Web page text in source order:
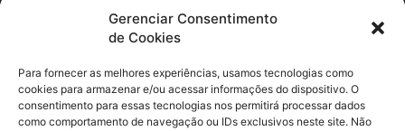
Gerenciar Consentimento
de Cookies
Para fornecer as melhores experiências, usamos tecnologias como
cookies para armazenar e/ou acessar informações do dispositivo. O
consentimento para essas tecnologias nos permitirá processar dados
como comportamento de navegação ou IDs exclusivos neste site. Não
SOBRE NÓS
Conheça o nosso site de notícias sobre Brasília e o Distrito
Federal! Fique por dentro dos acontecimentos locais e
nacionais que afetam a capital do país.